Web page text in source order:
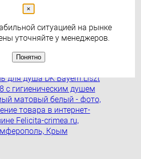
душем
матовый белый
×
ситуацией на рынке
уточняйте у менеджеров.
Понятно